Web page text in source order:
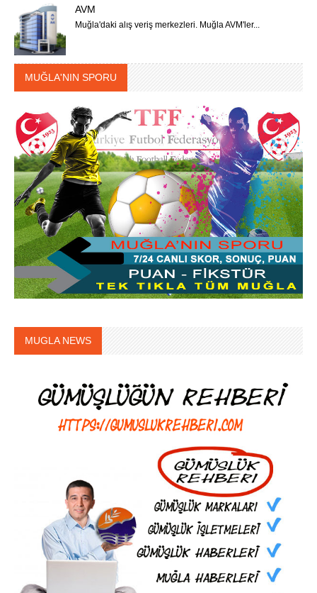
AVM
Muğla'daki alış veriş merkezleri. Muğla AVM'ler...
MUĞLA'NIN SPORU
MUGLA NEWS